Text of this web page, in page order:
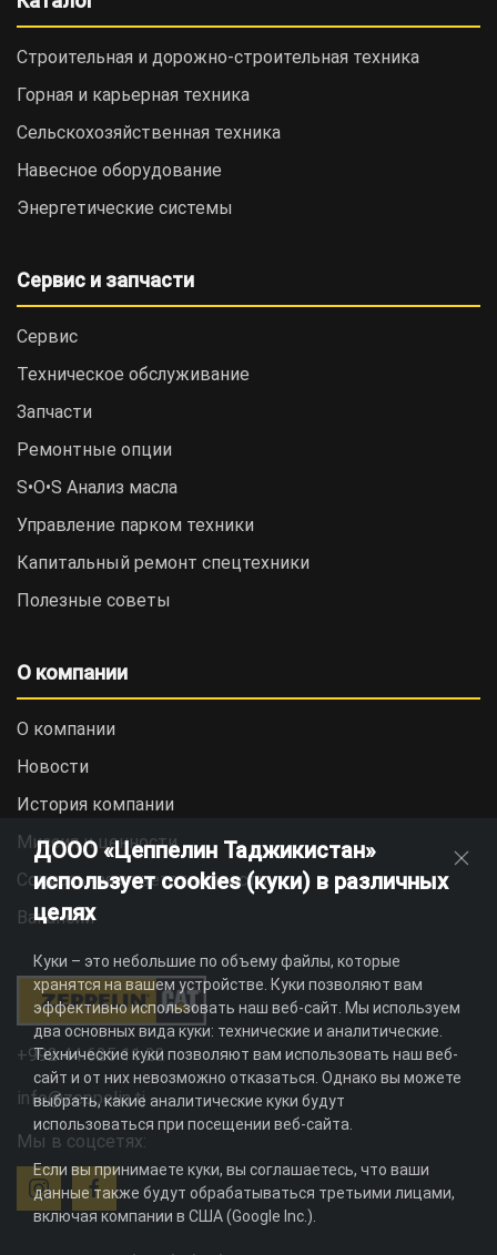
Строительная и дорожно-cтроительная техника
Горная и карьерная техника
Сельскохозяйственная техника
Навесное оборудование
Энергетические системы
Сервис и запчасти
Сервис
Техническое обслуживание
Запчасти
Ремонтные опции
S•O•S Анализ масла
Управление парком техники
Капитальный ремонт спецтехники
Полезные советы
О компании
О компании
Новости
История компании
Миссия и ценности
Социальная ответственность
Вакансии
+992 44 625 11 22
info@zeppelin.tj
Мы в соцсетях:
ДООО «Цеппелин Таджикистан»
использует cookies (куки) в различных
целях
Куки – это небольшие по объему файлы, которые
хранятся на вашем устройстве. Куки позволяют вам
эффективно использовать наш веб-сайт. Мы используем
два основных вида куки: технические и аналитические.
Технические куки позволяют вам использовать наш веб-
сайт и от них невозможно отказаться. Однако вы можете
выбрать, какие аналитические куки будут
использоваться при посещении веб-сайта.
Если вы принимаете куки, вы соглашаетесь, что ваши
данные также будут обрабатываться третьими лицами,
включая компании в США (Google Inc.).